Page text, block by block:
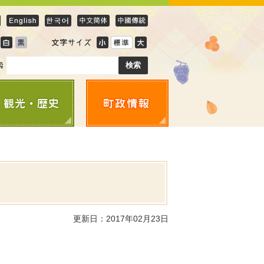
更新日：2017年02月23日